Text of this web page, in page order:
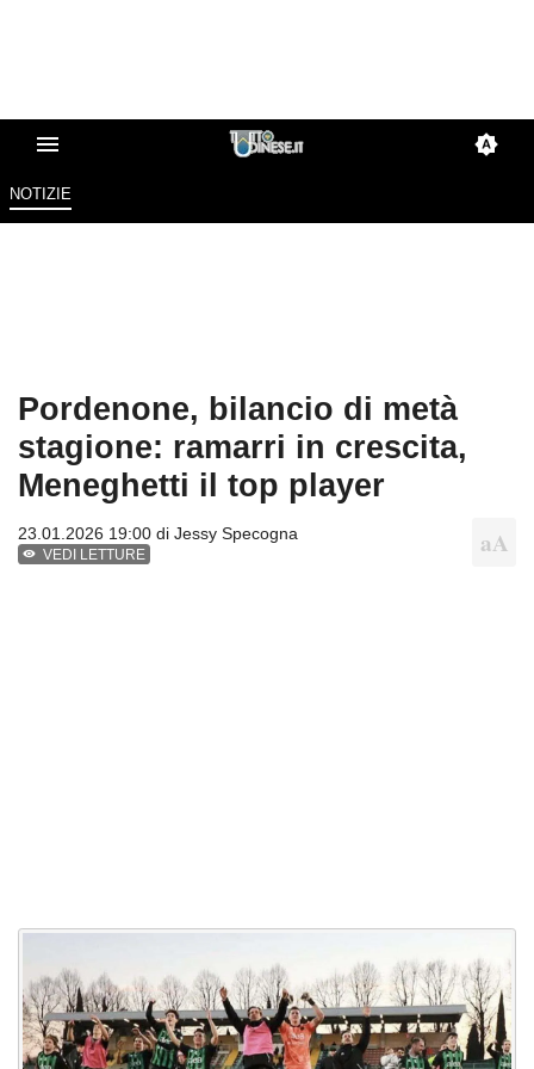
NOTIZIE
Pordenone, bilancio di metà
stagione: ramarri in crescita,
Meneghetti il top player
23.01.2026 19:00 di Jessy Specogna
VEDI LETTURE